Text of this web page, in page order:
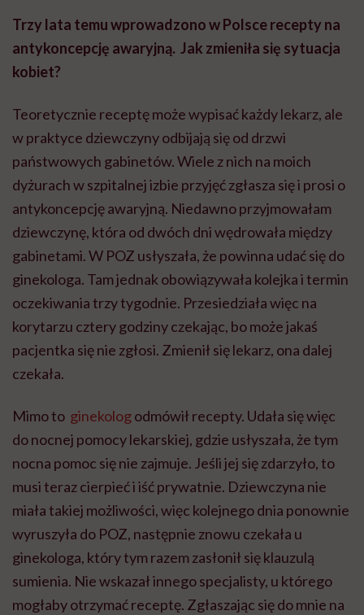
Trzy lata temu wprowadzono w Polsce recepty na
antykoncepcję awaryjną. Jak zmieniła się sytuacja
kobiet?
Teoretycznie receptę może wypisać każdy lekarz, ale
w praktyce dziewczyny odbijają się od drzwi
państwowych gabinetów. Wiele z nich na moich
dyżurach w szpitalnej izbie przyjęć zgłasza się i prosi o
antykoncepcję awaryjną. Niedawno przyjmowałam
dziewczynę, która od dwóch dni wędrowała między
gabinetami. W POZ usłyszała, że powinna udać się do
ginekologa. Tam jednak obowiązywała kolejka i termin
oczekiwania trzy tygodnie. Przesiedziała więc na
korytarzu cztery godziny czekając, bo może jakaś
pacjentka się nie zgłosi. Zmienił się lekarz, ona dalej
czekała.
Mimo to ginekologodmówił recepty. Udała się więc
do nocnej pomocy lekarskiej, gdzie usłyszała, że tym
nocna pomoc się nie zajmuje. Jeśli jej się zdarzyło, to
musi teraz cierpieć i iść prywatnie. Dziewczyna nie
miała takiej możliwości, więc kolejnego dnia ponownie
wyruszyła do POZ, następnie znowu czekała u
ginekologa, który tym razem zasłonił się klauzulą
sumienia. Nie wskazał innego specjalisty, u którego
mogłaby otrzymać receptę. Zgłaszając się do mnie na